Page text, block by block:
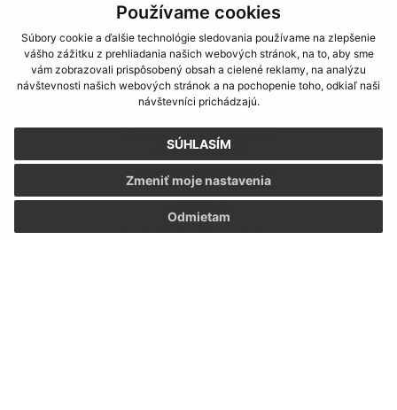
Používame cookies
Súbory cookie a ďalšie technológie sledovania používame na zlepšenie
vášho zážitku z prehliadania našich webových stránok, na to, aby sme
vám zobrazovali prispôsobený obsah a cielené reklamy, na analýzu
návštevnosti našich webových stránok a na pochopenie toho, odkiaľ naši
návštevníci prichádzajú.
SÚHLASÍM
Odmietam
Zmeniť moje nastavenia
Informácie o stránke:
Vyhlásenie o prístupnosti
Autorské práva
Ochrana osobných údajov
Navigácia:
Vytlačiť aktuálnu stránku